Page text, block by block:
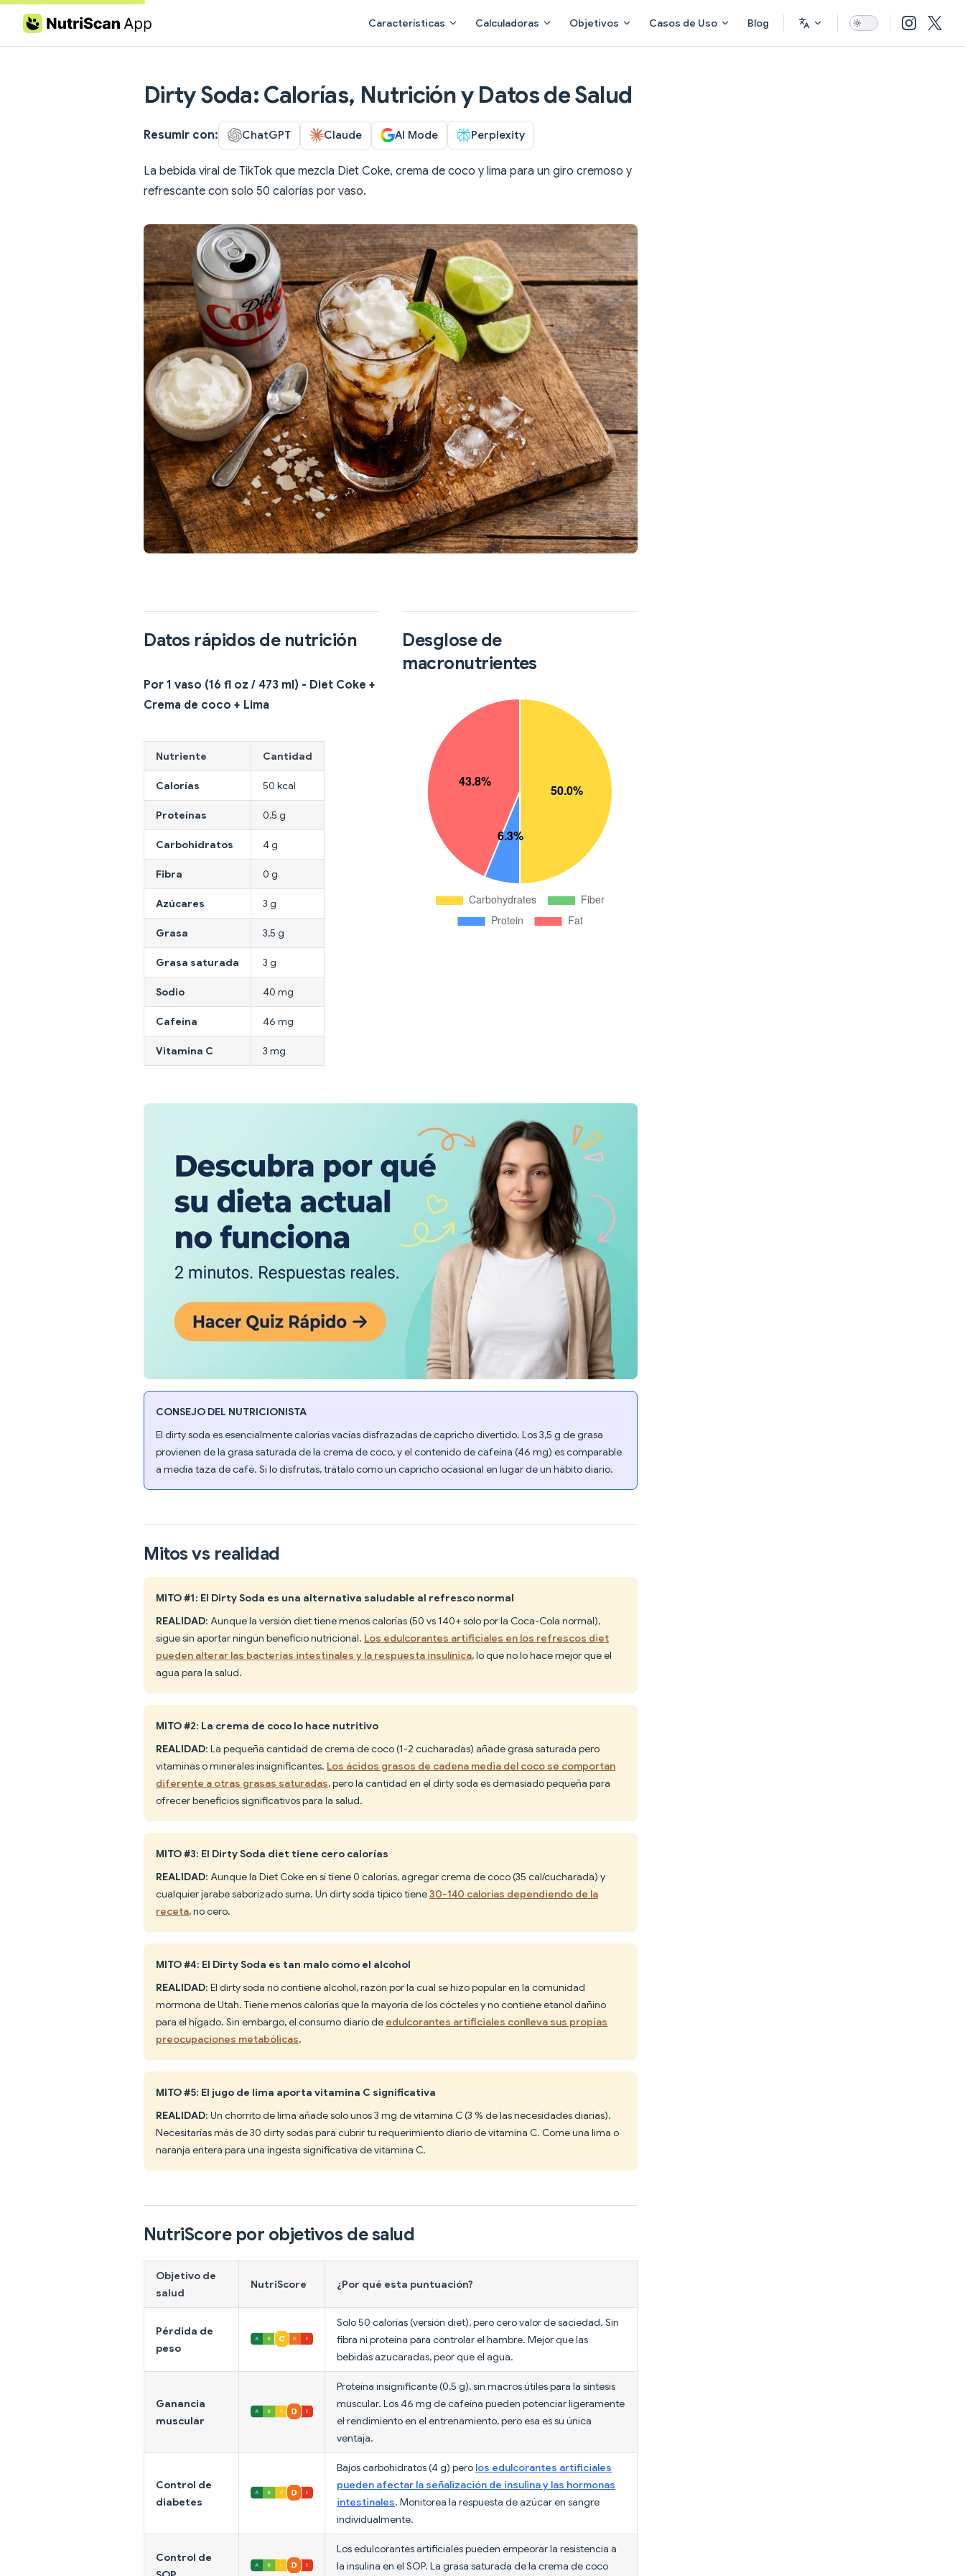
Skip to content Características Calculadoras Objetivos Casos de Uso Blog
Dirty Soda: Calorías, Nutrición y Datos de Salud
Resumir con: ChatGPT Claude AI Mode Perplexity
La bebida viral de TikTok que mezcla Diet Coke, crema de coco y lima para un giro cremoso y
refrescante con solo 50 calorías por vaso.
Datos rápidos de nutrición
Por 1 vaso (16 fl oz / 473 ml) - Diet Coke +
Crema de coco + Lima
Nutriente Cantidad
Calorías 50 kcal
Proteínas 0,5 g
Carbohidratos 4 g
Fibra 0 g
Azúcares 3 g
Grasa 3,5 g
Grasa saturada 3 g
Sodio 40 mg
Cafeína 46 mg
Vitamina C 3 mg
Desglose de
macronutrientes
CONSEJO DEL NUTRICIONISTA
El dirty soda es esencialmente calorías vacías disfrazadas de capricho divertido. Los 3,5 g de grasa
provienen de la grasa saturada de la crema de coco, y el contenido de cafeína (46 mg) es comparable
a media taza de café. Si lo disfrutas, trátalo como un capricho ocasional en lugar de un hábito diario.
Mitos vs realidad
MITO #1: El Dirty Soda es una alternativa saludable al refresco normal
REALIDAD: Aunque la versión diet tiene menos calorías (50 vs 140+ solo por la Coca-Cola normal),
sigue sin aportar ningún beneficio nutricional. Los edulcorantes artificiales en los refrescos diet
pueden alterar las bacterias intestinales y la respuesta insulínica, lo que no lo hace mejor que el
agua para la salud.
MITO #2: La crema de coco lo hace nutritivo
REALIDAD: La pequeña cantidad de crema de coco (1-2 cucharadas) añade grasa saturada pero
vitaminas o minerales insignificantes. Los ácidos grasos de cadena media del coco se comportan
diferente a otras grasas saturadas, pero la cantidad en el dirty soda es demasiado pequeña para
ofrecer beneficios significativos para la salud.
MITO #3: El Dirty Soda diet tiene cero calorías
REALIDAD: Aunque la Diet Coke en sí tiene 0 calorías, agregar crema de coco (35 cal/cucharada) y
cualquier jarabe saborizado suma. Un dirty soda típico tiene30-140 calorías dependiendo de la
receta, no cero.
MITO #4: El Dirty Soda es tan malo como el alcohol
REALIDAD: El dirty soda no contiene alcohol, razón por la cual se hizo popular en la comunidad
mormona de Utah. Tiene menos calorías que la mayoría de los cócteles y no contiene etanol dañino
para el hígado. Sin embargo, el consumo diario de edulcorantes artificiales conlleva sus propias
preocupaciones metabólicas.
MITO #5: El jugo de lima aporta vitamina C significativa
REALIDAD: Un chorrito de lima añade solo unos 3 mg de vitamina C (3 % de las necesidades diarias).
Necesitarías más de 30 dirty sodas para cubrir tu requerimiento diario de vitamina C. Come una lima o
naranja entera para una ingesta significativa de vitamina C.
NutriScore por objetivos de salud
Objetivo de
salud
NutriScore ¿Por qué esta puntuación?
Pérdida de
peso
Solo 50 calorías (versión diet), pero cero valor de saciedad. Sin
fibra ni proteína para controlar el hambre. Mejor que las
bebidas azucaradas, peor que el agua.
Ganancia
muscular
Proteína insignificante (0,5 g), sin macros útiles para la síntesis
muscular. Los 46 mg de cafeína pueden potenciar ligeramente
el rendimiento en el entrenamiento, pero esa es su única
ventaja.
Control de
diabetes
Bajos carbohidratos (4 g) pero los edulcorantes artificiales
pueden afectar la señalización de insulina y las hormonas
intestinales. Monitorea la respuesta de azúcar en sangre
individualmente.
Control de
Los edulcorantes artificiales pueden empeorar la resistencia a
la insulina en el SOP. La grasa saturada de la crema de coco